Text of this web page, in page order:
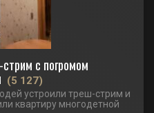
с погромом
(5 127)
устроили треш-стрим и
квартиру многодетной